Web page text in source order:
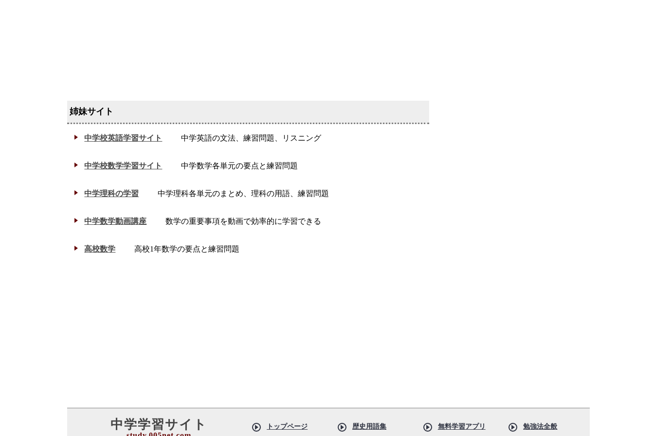
中学校英語学習サイト 中学英語の文法、練習問題、リスニング
中学校数学学習サイト 中学数学各単元の要点と練習問題
中学理科の学習 中学理科各単元のまとめ、理科の用語、練習問題
中学数学動画講座 数学の重要事項を動画で効率的に学習できる
高校数学 高校1年数学の要点と練習問題
中学学習サイト トップページ 歴史用語集 無料学習アプリ 勉強法全般